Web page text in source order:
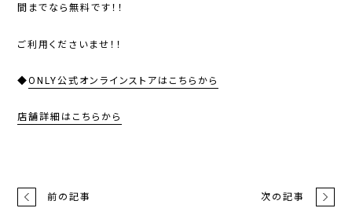
間までなら無料です！！
ご利用くださいませ！！
◆ONLY公式オンラインストアはこちらから
店舗詳細はこちらから
前の記事 次の記事